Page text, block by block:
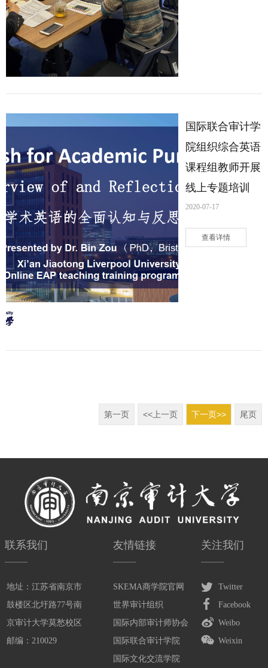
国际联合审计学
院组织综合英语
课程组教师开展
线上专题培训
2020-07-17
查看详情
第一页 <<上一页 下一页>> 尾页
联系我们
地址：江苏省南京市
鼓楼区北圩路77号南
京审计大学莫愁校区
邮编：210029
友情链接
SKEMA商学院官网
世界审计组织
国际内部审计师协会
国际联合审计学院
国际文化交流学院
关注我们
Twitter
Facebook
Weibo
Weixin